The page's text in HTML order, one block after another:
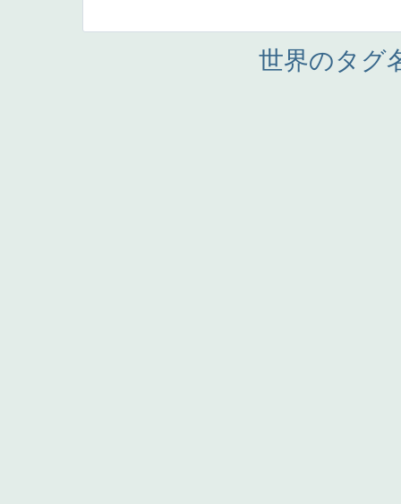
世界のタグ